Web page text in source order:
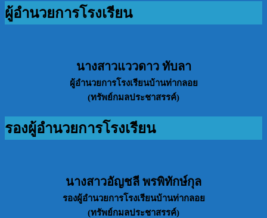
ผู้อำนวยการโรงเรียน
นางสาวแววดาว ทับลา
ผู้อำนวยการโรงเรียนบ้านท่ากลอย
(ทรัพย์กมลประชาสรรค์)
รองผู้อำนวยการโรงเรียน
นางสาวอัญชลี พรพิทักษ์กุล
รองผู้อำนวยการโรงเรียนบ้านท่ากลอย
(ทรัพย์กมลประชาสรรค์)